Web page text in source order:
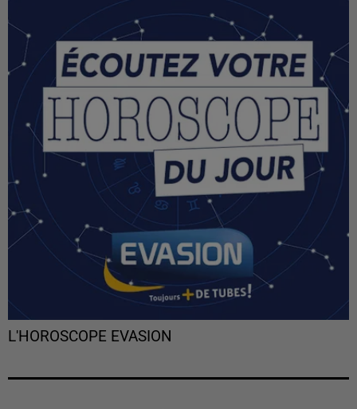
L'HOROSCOPE EVASION